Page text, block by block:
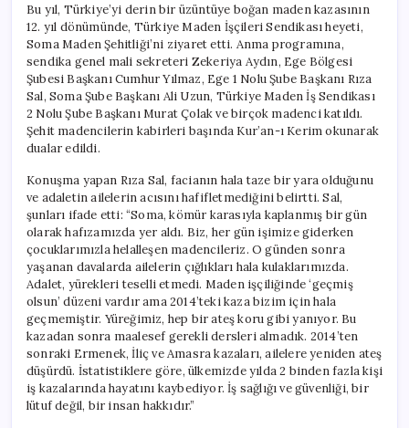
Bu yıl, Türkiye’yi derin bir üzüntüye boğan maden kazasının
12. yıl dönümünde, Türkiye Maden İşçileri Sendikası heyeti,
Soma Maden Şehitliği’ni ziyaret etti. Anma programına,
sendika genel mali sekreteri Zekeriya Aydın, Ege Bölgesi
Şubesi Başkanı Cumhur Yılmaz, Ege 1 Nolu Şube Başkanı Rıza
Sal, Soma Şube Başkanı Ali Uzun, Türkiye Maden İş Sendikası
2 Nolu Şube Başkanı Murat Çolak ve birçok madenci katıldı.
Şehit madencilerin kabirleri başında Kur’an-ı Kerim okunarak
dualar edildi.
Konuşma yapan Rıza Sal, facianın hala taze bir yara olduğunu
ve adaletin ailelerin acısını hafifletmediğini belirtti. Sal,
şunları ifade etti: “Soma, kömür karasıyla kaplanmış bir gün
olarak hafızamızda yer aldı. Biz, her gün işimize giderken
çocuklarımızla helalleşen madencileriz. O günden sonra
yaşanan davalarda ailelerin çığlıkları hala kulaklarımızda.
Adalet, yürekleri teselli etmedi. Maden işçiliğinde ‘geçmiş
olsun’ düzeni vardır ama 2014’teki kaza bizim için hala
geçmemiştir. Yüreğimiz, hep bir ateş koru gibi yanıyor. Bu
kazadan sonra maalesef gerekli dersleri almadık. 2014’ten
sonraki Ermenek, İliç ve Amasra kazaları, ailelere yeniden ateş
düşürdü. İstatistiklere göre, ülkemizde yılda 2 binden fazla kişi
iş kazalarında hayatını kaybediyor. İş sağlığı ve güvenliği, bir
lütuf değil, bir insan hakkıdır.”